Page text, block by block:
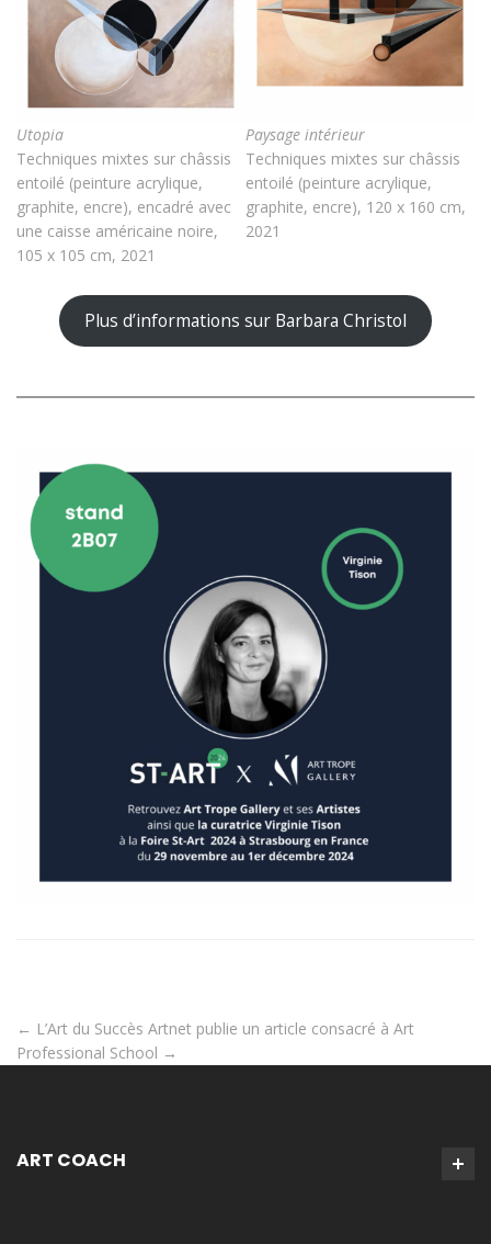
Utopia
Techniques mixtes sur châssis
entoilé (peinture acrylique,
graphite, encre), encadré avec
une caisse américaine noire,
105 x 105 cm, 2021
Paysage intérieur
Techniques mixtes sur châssis
entoilé (peinture acrylique,
graphite, encre), 120 x 160 cm,
2021
Plus d’informations sur Barbara Christol
← L’Art du Succès Artnet publie un article consacré à Art
Professional School →
ART COACH